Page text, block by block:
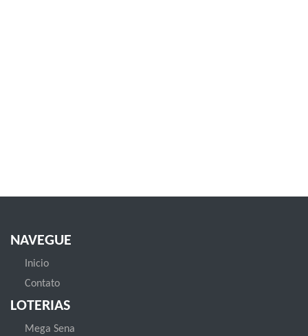
NAVEGUE
Inicio
Contato
LOTERIAS
Mega Sena